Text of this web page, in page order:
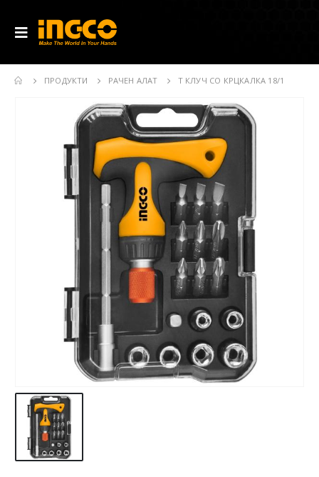
ПРОДУКТИ РАЧЕН АЛАТ T КЛУЧ СО КРЦКАЛКА 18/1